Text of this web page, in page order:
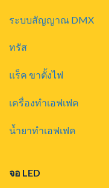
ระบบสัญญาณ DMX
ทรัส
แร็ค ขาตั้งไฟ
เครื่องทำเอฟเฟค
น้ำยาทำเอฟเฟค
จอ LED